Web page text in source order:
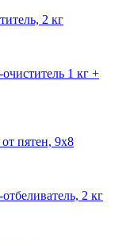
2 кг
1 кг +
пятен, 9х8
2 кг